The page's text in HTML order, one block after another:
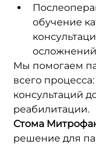
обучение
Мы помогаем
всего
консультаций
реабилитации.
Стома
решение для